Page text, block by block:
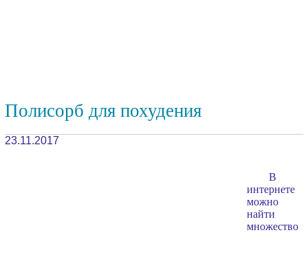
Полисорб для похудения
23.11.2017
В
интернете
можно
найти
множество